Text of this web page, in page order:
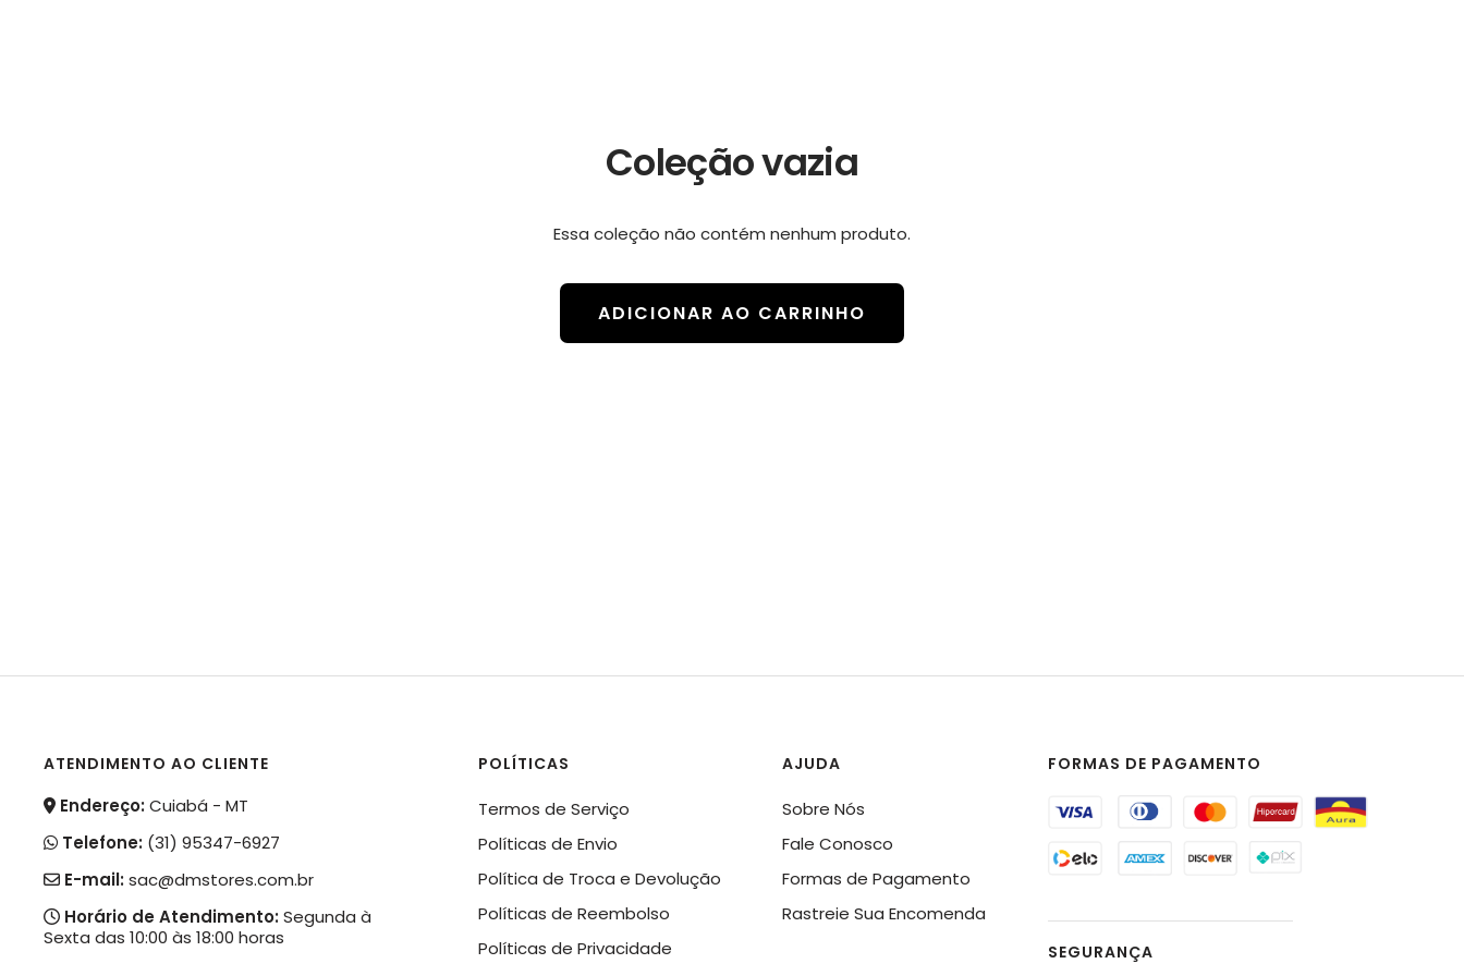
Coleção vazia
Essa coleção não contém nenhum produto.
ADICIONAR AO CARRINHO
ATENDIMENTO AO CLIENTE
Endereço:Cuiabá - MT
Telefone: (31) 95347-6927
E-mail:sac@dmstores.com.br
Horário de Atendimento:Segunda à
Sexta das 10:00 às 18:00 horas
POLÍTICAS
Termos de Serviço
Políticas de Envio
Política de Troca e Devolução
Políticas de Reembolso
Políticas de Privacidade
AJUDA
Sobre Nós
Fale Conosco
Formas de Pagamento
Rastreie Sua Encomenda
FORMAS DE PAGAMENTO
SEGURANÇA